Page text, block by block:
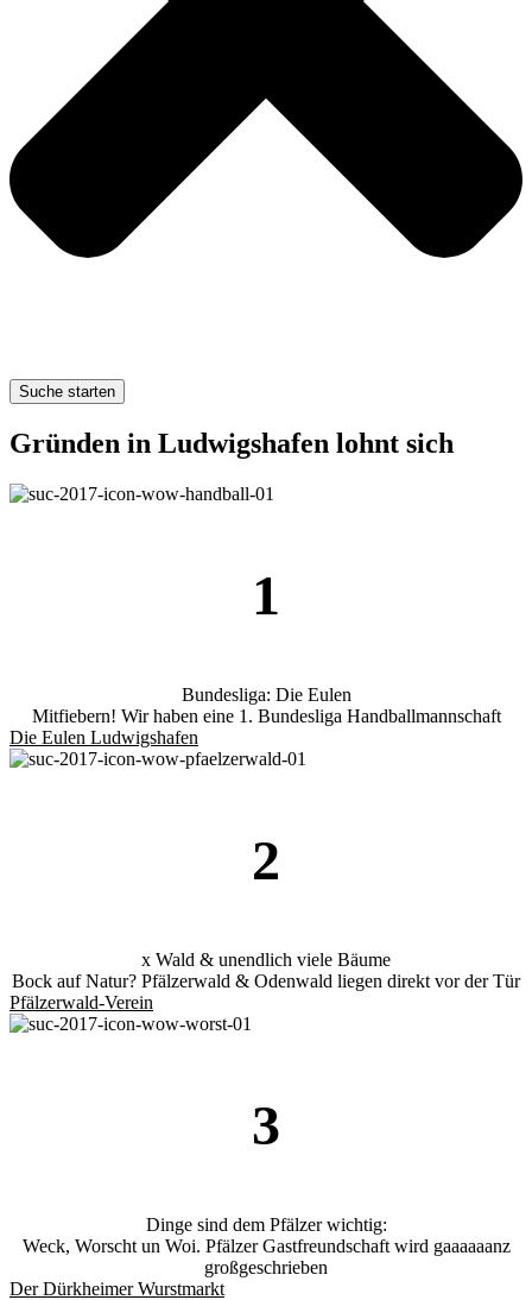
Suche starten
Gründen in Ludwigshafen lohnt sich
1
Bundesliga: Die Eulen
Mitfiebern! Wir haben eine 1. Bundesliga Handballmannschaft
Die Eulen Ludwigshafen
2
x Wald & unendlich viele Bäume
Bock auf Natur? Pfälzerwald & Odenwald liegen direkt vor der Tür
Pfälzerwald-Verein
3
Dinge sind dem Pfälzer wichtig:
Weck, Worscht un Woi. Pfälzer Gastfreundschaft wird gaaaaaanz
großgeschrieben
Der Dürkheimer Wurstmarkt